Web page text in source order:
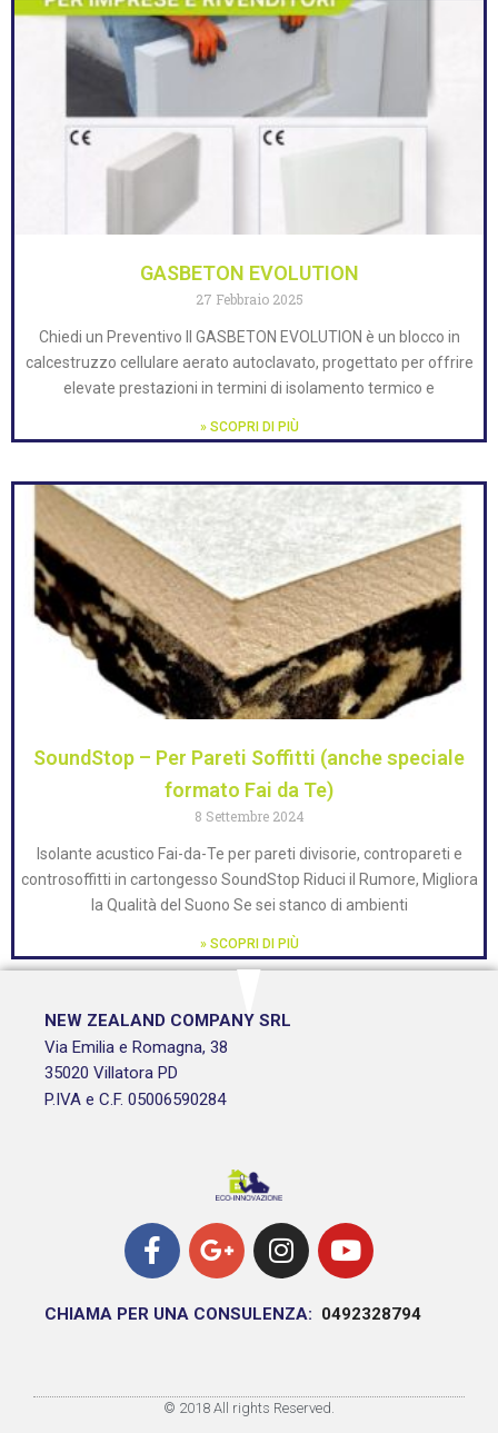
GASBETON EVOLUTION
27 Febbraio 2025
Chiedi un Preventivo Il GASBETON EVOLUTION è un blocco in
calcestruzzo cellulare aerato autoclavato, progettato per offrire
elevate prestazioni in termini di isolamento termico e
» SCOPRI DI PIÙ
SoundStop – Per Pareti Soffitti (anche speciale
formato Fai da Te)
8 Settembre 2024
Isolante acustico Fai-da-Te per pareti divisorie, contropareti e
controsoffitti in cartongesso SoundStop Riduci il Rumore, Migliora
la Qualità del Suono Se sei stanco di ambienti
» SCOPRI DI PIÙ
NEW ZEALAND COMPANY SRL
Via Emilia e Romagna, 38
35020 Villatora PD
P.IVA e C.F. 05006590284
CHIAMA PER UNA CONSULENZA: 0492328794
© 2018 All rights Reserved.